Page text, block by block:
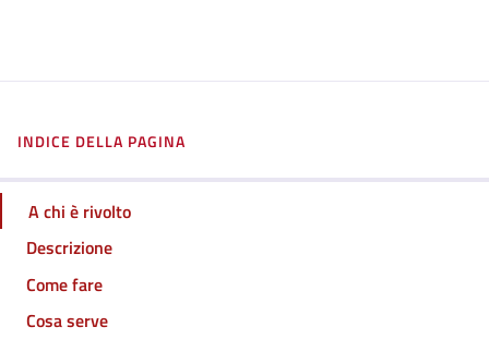
INDICE DELLA PAGINA
A chi è rivolto
Descrizione
Come fare
Cosa serve